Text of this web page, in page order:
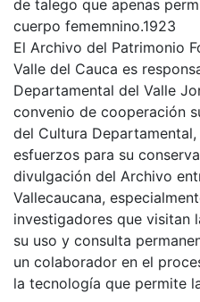
de talego que apenas
cuerpo fememnino.1923
El Archivo del Patrimonio
Valle del Cauca es
Departamental del Valle
convenio de cooperación
del Cultura
esfuerzos para su
divulgación del Archivo
Vallecaucana,
investigadores que visitan
su uso y consulta
un colaborador en el
la tecnología que permite